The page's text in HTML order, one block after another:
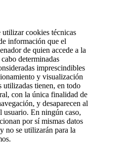
cookies técnicas
información que el
de quien accede a la
determinadas
imprescindibles
y visualización
utilizadas tienen, en todo
con la única finalidad de
y desaparecen al
usuario. En ningún caso,
por sí mismas datos
no se utilizarán para la